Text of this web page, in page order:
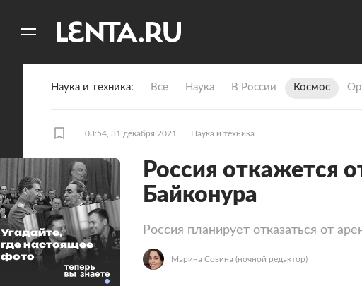
Наука и техника Все Наука В России Космос
03:54, 31 декабря 2021 Наука и техника
Россия откажется
Байконура
Россия планирует отказаться от
Марина Совина (ночной редактор)
Угадайте,
где настоящее
фото